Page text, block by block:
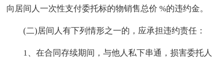
向居间人一次性支付委托标的物销售总价 %的违约金。
(二)居间人有下列情形之一的，应承担违约责任：
1、在合同存续期间，与他人私下串通，损害委托人